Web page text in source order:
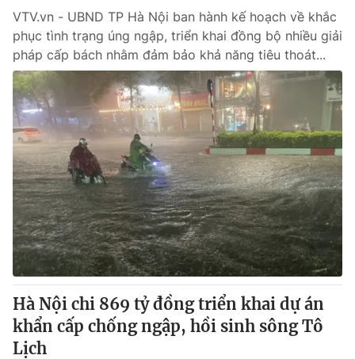
VTV.vn - UBND TP Hà Nội ban hành kế hoạch về khắc
phục tình trạng úng ngập, triển khai đồng bộ nhiều giải
pháp cấp bách nhằm đảm bảo khả năng tiêu thoát...
Hà Nội chi 869 tỷ đồng triển khai dự án
khẩn cấp chống ngập, hồi sinh sông Tô
Lịch